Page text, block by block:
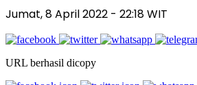
Jumat, 8 April 2022 - 22:18 WIT
URL berhasil dicopy